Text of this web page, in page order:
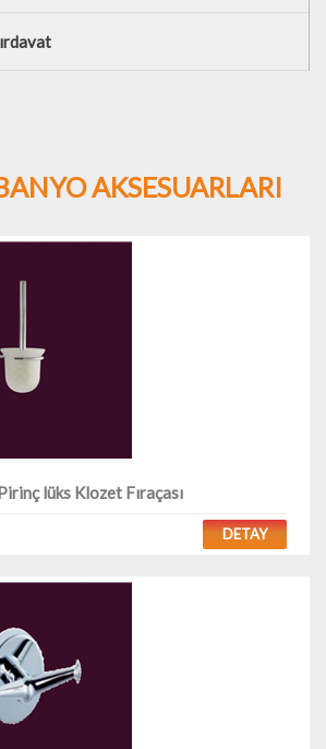
AKSESUARLARI
lüks Klozet Fıraçası
DETAY